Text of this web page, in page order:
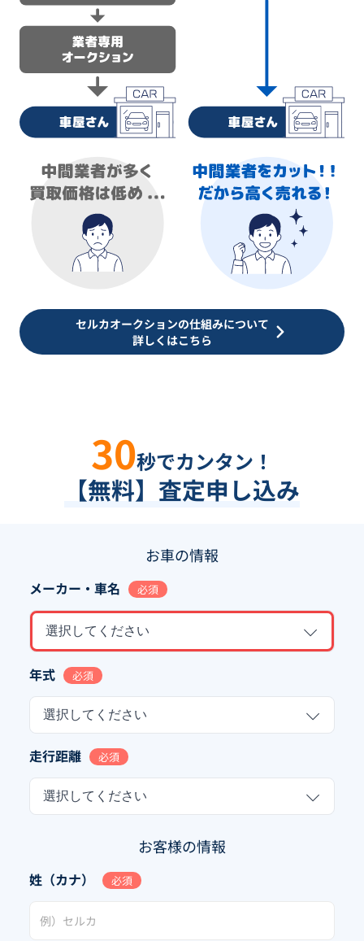
セルカオークションの仕組みについて
詳しくはこちら
30秒でカンタン！
【無料】査定申し込み
お車の情報
メーカー・車名 必須
選択してください
年式 必須
選択してください
走行距離 必須
選択してください
お客様の情報
姓（カナ） 必須